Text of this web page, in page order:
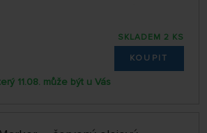
SKLADEM 2 KS
KOUPIT
11.08. může být u Vás